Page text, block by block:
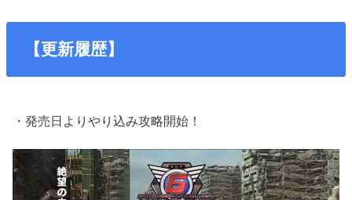
【更新履歴】
・発売日よりやり込み攻略開始！